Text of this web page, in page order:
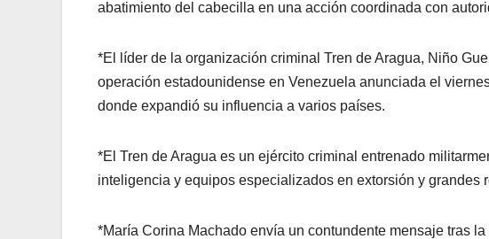
abatimiento del cabecilla en una acción coordinada con
*El líder de la organización criminal Tren de Aragua, Niño
operación estadounidense en Venezuela anunciada el
donde expandió su influencia a varios países.
*El Tren de Aragua es un ejército criminal entrenado
inteligencia y equipos especializados en extorsión y grandes
*María Corina Machado envía un contundente mensaje tras la